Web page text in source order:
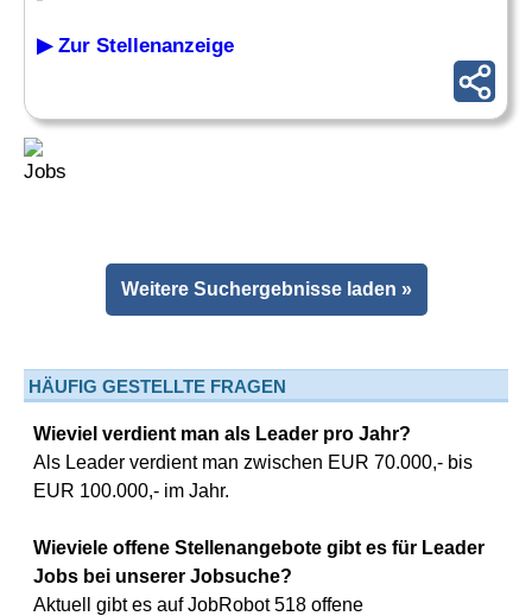
▶ Zur Stellenanzeige
Weitere Suchergebnisse laden »
HÄUFIG GESTELLTE FRAGEN
Wieviel verdient man als Leader pro Jahr?
Als Leader verdient man zwischen EUR 70.000,- bis
EUR 100.000,- im Jahr.
Wieviele offene Stellenangebote gibt es für Leader
Jobs bei unserer Jobsuche?
Aktuell gibt es auf JobRobot 518 offene